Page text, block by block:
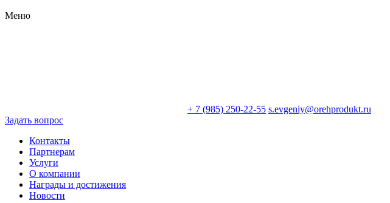
Меню
+ 7 (985) 250-22-55 s.evgeniy@orehprodukt.ru
Задать вопрос
Контакты
Партнерам
Услуги
О компании
Награды и достижения
Новости